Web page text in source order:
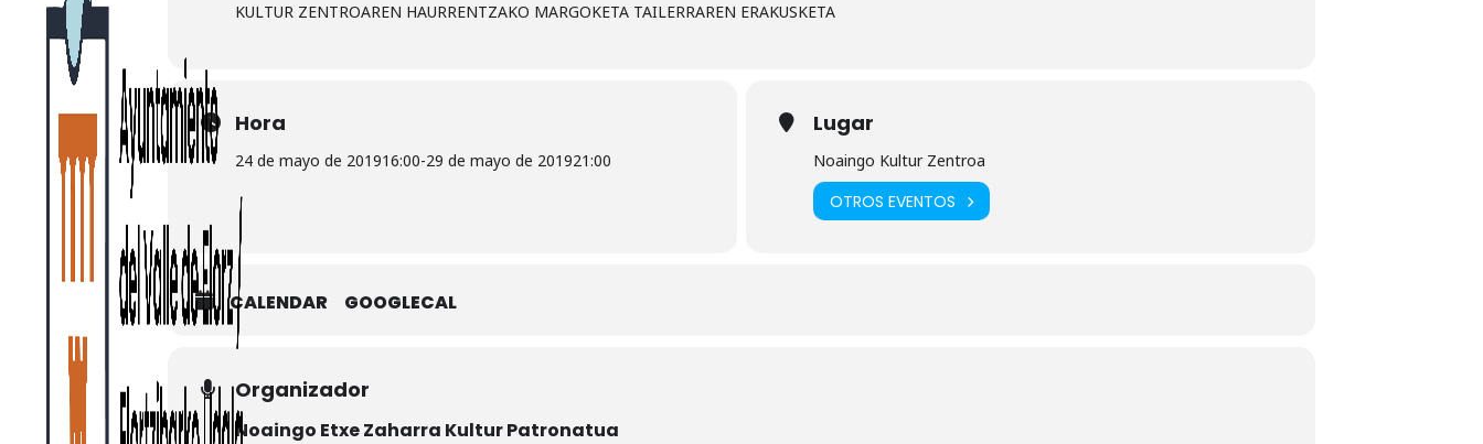
KULTUR ZENTROAREN HAURRENTZAKO MARGOKETA TAILERRAREN ERAKUSKETA
Hora
24 de mayo de 201916:00-29 de mayo de 201921:00
Lugar
Noaingo Kultur Zentroa
OTROS EVENTOS
CALENDAR GOOGLECAL
Organizador
Noaingo Etxe Zaharra Kultur Patronatua